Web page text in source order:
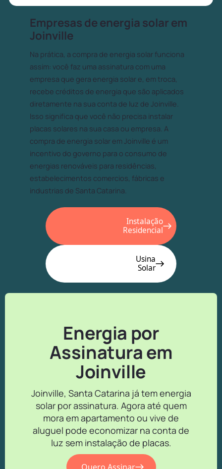
Empresas de energia solar em
Joinville
Na prática, a compra de energia solar funciona
assim: você faz uma assinatura com uma
empresa que gera energia solar e, em troca,
recebe créditos de energia que são aplicados
diretamente na sua conta de luz de Joinville.
Isso significa que você não precisa instalar
placas solares na sua casa ou empresa. A
compra de energia solar em Joinville é um
incentivo do governo para o consumo de
energias renováveis para residências,
estabelecimentos comercios, fábricas e
industrias de Santa Catarina.
Instalação
Residencial
Usina
Solar
Energia por
Assinatura em
Joinville
Joinville, Santa Catarina já tem energia
solar por assinatura. Agora até quem
mora em apartamento ou vive de
aluguel pode economizar na conta de
luz sem instalação de placas.